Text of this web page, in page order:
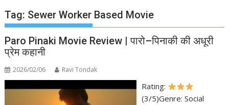
Tag: Sewer Worker Based Movie
Paro Pinaki Movie Review | पारो–पिनाकी की अधूरी
प्रेम कहानी
2026/02/06 Ravi Tondak
Rating:
(3/5)Genre: Social